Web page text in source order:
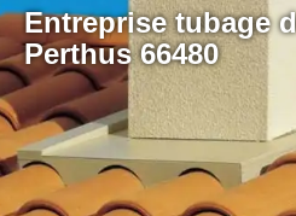
Entreprise tubage
Perthus 66480